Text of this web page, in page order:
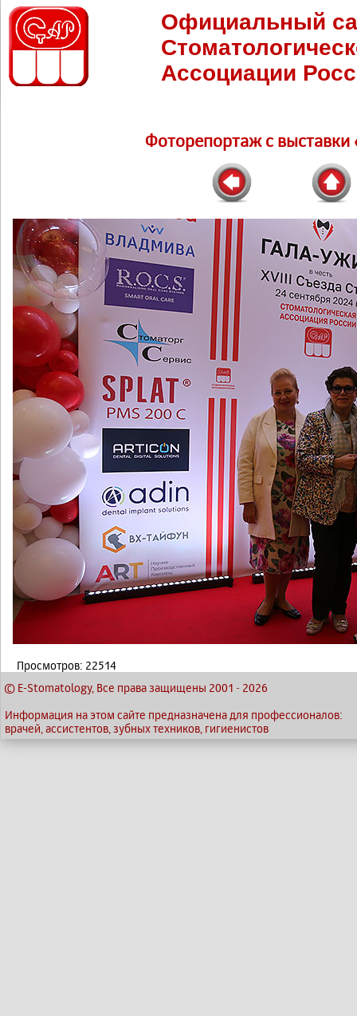
Официальный
Ассоциации
Фоторепортаж c выставки
Просмотров: 22514
© E-Stomatology, Все права защищены 2001 - 2026
Информация на этом сайте предназначена для профессионалов:
врачей, ассистентов, зубных техников, гигиенистов